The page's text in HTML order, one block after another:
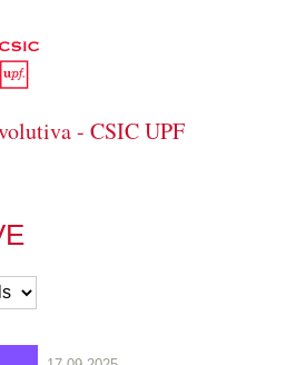
- CSIC UPF